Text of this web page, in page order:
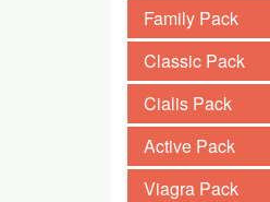
Family Pack
Classic Pack
Cialis Pack
Active Pack
Viagra Pack